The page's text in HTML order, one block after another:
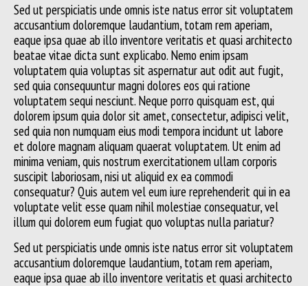
Sed ut perspiciatis unde omnis iste natus error sit voluptatem
accusantium doloremque laudantium, totam rem aperiam,
eaque ipsa quae ab illo inventore veritatis et quasi architecto
beatae vitae dicta sunt explicabo. Nemo enim ipsam
voluptatem quia voluptas sit aspernatur aut odit aut fugit,
sed quia consequuntur magni dolores eos qui ratione
voluptatem sequi nesciunt. Neque porro quisquam est, qui
dolorem ipsum quia dolor sit amet, consectetur, adipisci velit,
sed quia non numquam eius modi tempora incidunt ut labore
et dolore magnam aliquam quaerat voluptatem. Ut enim ad
minima veniam, quis nostrum exercitationem ullam corporis
suscipit laboriosam, nisi ut aliquid ex ea commodi
consequatur? Quis autem vel eum iure reprehenderit qui in ea
voluptate velit esse quam nihil molestiae consequatur, vel
illum qui dolorem eum fugiat quo voluptas nulla pariatur?
Sed ut perspiciatis unde omnis iste natus error sit voluptatem
accusantium doloremque laudantium, totam rem aperiam,
eaque ipsa quae ab illo inventore veritatis et quasi architecto